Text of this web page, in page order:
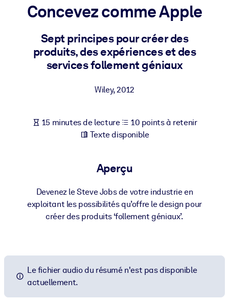
PAR SYSTÈME
Pour LMS/LXP
Intégrez des connaissances vérifiées et concises dans votre
Pour bibliothèques d'entreprise
commerciales fiables et prêtes à l'emploi.
Pour les systèmes d’IA
structurées pour améliorer les résultats.
Concevez comme Apple
Sept principes pour créer des
produits, des expériences et des
services follement géniaux
Wiley,2012
15 minutes de lecture
10 points à retenir
Texte disponible
Aperçu
Devenez le Steve Jobs de votre industrie en
exploitant les possibilités qu’offre le design pour
créer des produits ‘follement géniaux’.
Le fichier audio du résumé n'est pas disponible
actuellement.